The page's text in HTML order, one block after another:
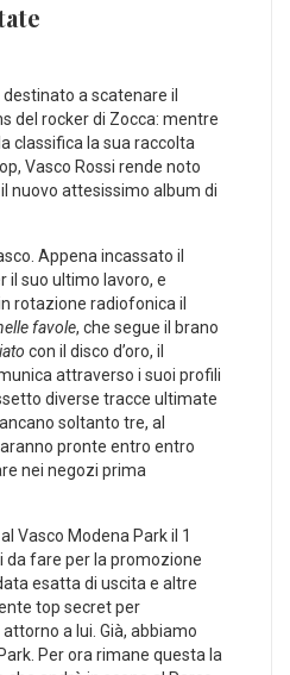
a scatenare il
del rocker di Zocca: mentre
classifica la sua raccolta
Vasco Rossi rende noto
nuovo attesissimo album di
Appena incassato il
il suo ultimo lavoro, e
rotazione radiofonica il
favole, che segue il brano
con il disco d’oro, il
attraverso i suoi profili
diverse tracce ultimate
soltanto tre, al
pronte entro entro
nei negozi prima
Vasco Modena Park il 1
da fare per la promozione
esatta di uscita e altre
top secret per
a lui. Già, abbiamo
Per ora rimane questa la